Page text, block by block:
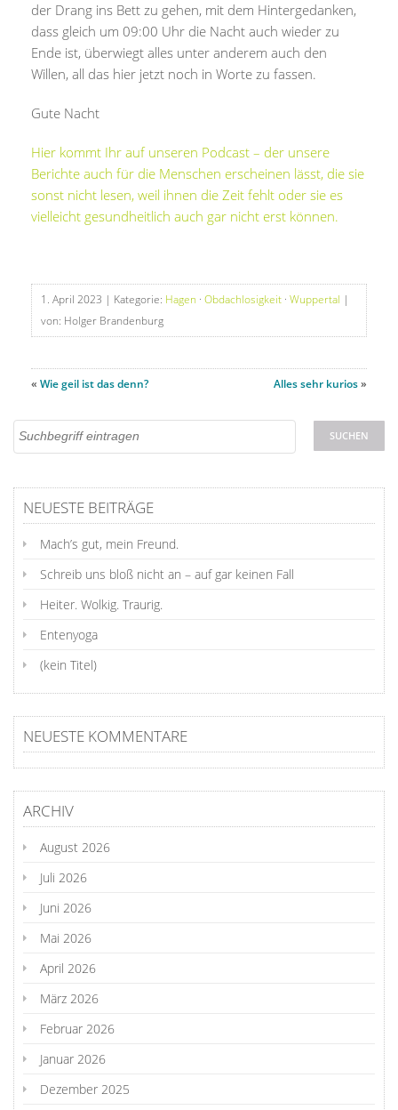
der Drang ins Bett zu gehen, mit dem Hintergedanken,
dass gleich um 09:00 Uhr die Nacht auch wieder zu
Ende ist, überwiegt alles unter anderem auch den
Willen, all das hier jetzt noch in Worte zu fassen.
Gute Nacht
Hier kommt Ihr auf unseren Podcast – der unsere
Berichte auch für die Menschen erscheinen lässt, die sie
sonst nicht lesen, weil ihnen die Zeit fehlt oder sie es
vielleicht gesundheitlich auch gar nicht erst können.
1. April 2023 | Kategorie: Hagen · Obdachlosigkeit · Wuppertal |
von: Holger Brandenburg
« Wie geil ist das denn? Alles sehr kurios»
NEUESTE BEITRÄGE
Mach’s gut, mein Freund.
Schreib uns bloß nicht an – auf gar keinen Fall
Heiter. Wolkig. Traurig.
Entenyoga
(kein Titel)
NEUESTE KOMMENTARE
ARCHIV
August 2026
Juli 2026
Juni 2026
Mai 2026
April 2026
März 2026
Februar 2026
Januar 2026
Dezember 2025